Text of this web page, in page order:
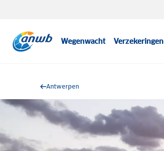
Wegenwacht Verzekeringen
Antwerpen